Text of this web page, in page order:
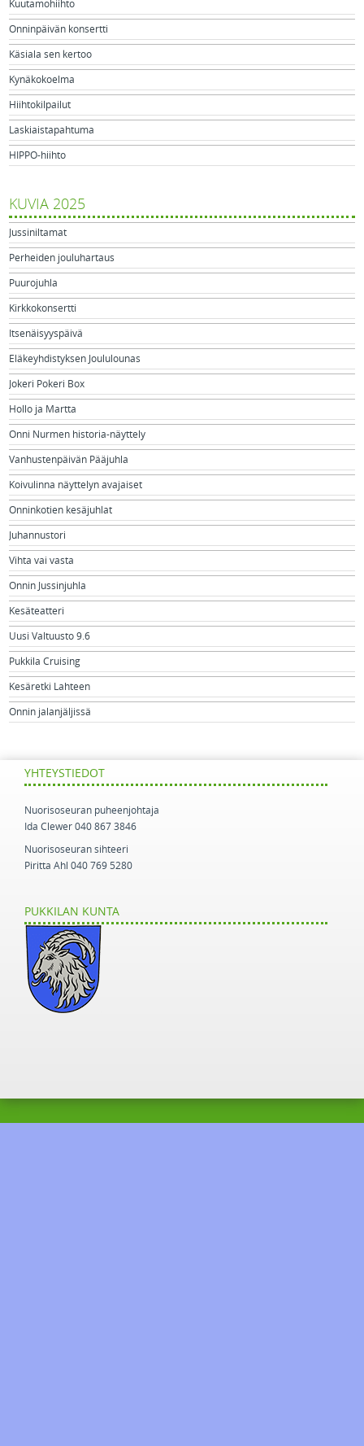
Kuutamohiihto
Onninpäivän konsertti
Käsiala sen kertoo
Kynäkokoelma
Hiihtokilpailut
Laskiaistapahtuma
HIPPO-hiihto
KUVIA 2025
Jussiniltamat
Perheiden jouluhartaus
Puurojuhla
Kirkkokonsertti
Itsenäisyyspäivä
Eläkeyhdistyksen Joululounas
Jokeri Pokeri Box
Hollo ja Martta
Onni Nurmen historia-näyttely
Vanhustenpäivän Pääjuhla
Koivulinna näyttelyn avajaiset
Onninkotien kesäjuhlat
Juhannustori
Vihta vai vasta
Onnin Jussinjuhla
Kesäteatteri
Uusi Valtuusto 9.6
Pukkila Cruising
Kesäretki Lahteen
Onnin jalanjäljissä
YHTEYSTIEDOT
Nuorisoseuran puheenjohtaja
Ida Clewer 040 867 3846
Nuorisoseuran sihteeri
Piritta Ahl 040 769 5280
PUKKILAN KUNTA